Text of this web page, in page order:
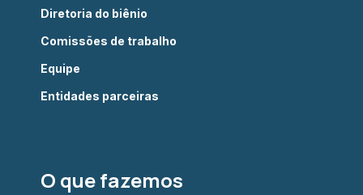
Diretoria do biênio
Comissões de trabalho
Equipe
Entidades parceiras
O que fazemos